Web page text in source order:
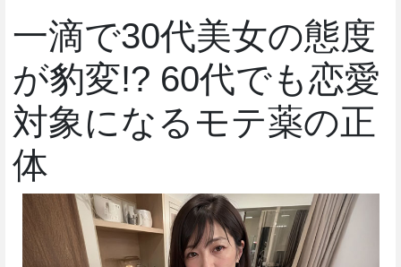
一滴で30代美女の態度
が豹変!? 60代でも恋愛
対象になるモテ薬の正
体